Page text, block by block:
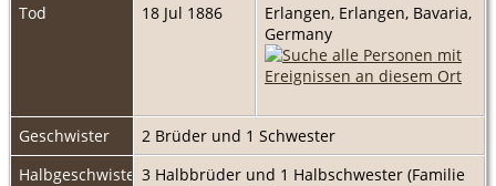
Tod
18 Jul 1886
Erlangen, Erlangen, Bavaria,
Germany
Geschwister
2 Brüder und 1 Schwester
Halbgeschwister 3 Halbbrüder und 1 Halbschwester (Familie